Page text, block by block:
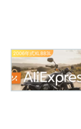
2006年式XL883L